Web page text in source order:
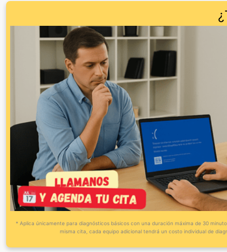
* Aplica únicamente para diagnósticos básicos con una duración máxima de 30
misma cita, cada equipo adicional tendrá un costo individual de